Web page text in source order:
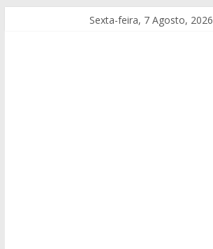
Sexta-feira, 7 Agosto, 2026